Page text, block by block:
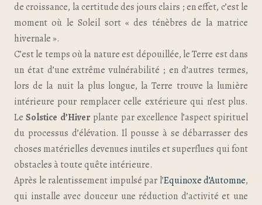
de croissance, la certitude des jours clairs ; en effet, c’est le
moment où le Soleil sort « des ténèbres de la matrice
hivernale ».
C’est le temps où la nature est dépouillée, le Terre est dans
un état d’une extrême vulnérabilité ; en d’autres termes,
lors de la nuit la plus longue, la Terre trouve la lumière
intérieure pour remplacer celle extérieure qui n’est plus.
LeSolstice d’Hiverplante par excellence l’aspect spirituel
du processus d’élévation. Il pousse à se débarrasser des
choses matérielles devenues inutiles et superflues qui font
obstacles à toute quête intérieure.
Après le ralentissement impulsé par l’Equinoxe d’Automne,
qui installe avec douceur une réduction d’activité et une